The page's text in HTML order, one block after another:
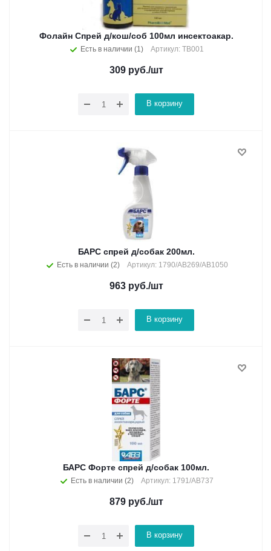
Фолайн Спрей д/кош/соб 100мл инсектоакар.
Есть в наличии (1) Артикул: ТВ001
309руб./шт
В корзину
БАРС спрей д/собак 200мл.
Есть в наличии (2) Артикул: 1790/АВ269/АВ1050
963руб./шт
В корзину
БАРС Форте спрей д/собак 100мл.
Есть в наличии (2) Артикул: 1791/АВ737
879руб./шт
В корзину